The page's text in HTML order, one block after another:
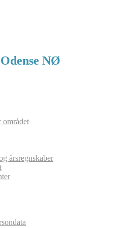
NØ
området
årsregnskaber